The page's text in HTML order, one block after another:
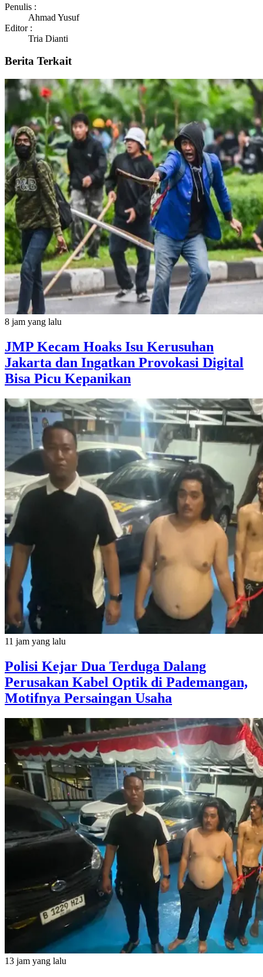
Penulis :
Ahmad Yusuf
Editor :
Tria Dianti
Berita Terkait
8 jam yang lalu
JMP Kecam Hoaks Isu Kerusuhan
Jakarta dan Ingatkan Provokasi Digital
Bisa Picu Kepanikan
11 jam yang lalu
Polisi Kejar Dua Terduga Dalang
Perusakan Kabel Optik di Pademangan,
Motifnya Persaingan Usaha
13 jam yang lalu